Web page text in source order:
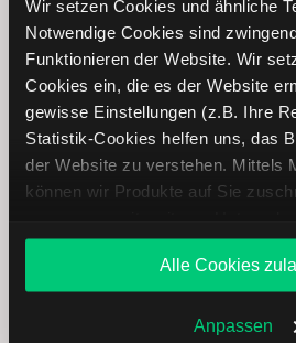
Wir setzen Cookies und ähnliche
Notwendige Cookies sind
Funktionieren der Website. Wir
Cookies ein, die es der Website
gewisse Einstellungen (z.B. Ihre
Statistik-Cookies helfen uns, das
der Website zu verstehen. Mittels
können wir Produkte auf Sie
Angebote unterbreiten. Sie
Sie zulassen oder ablehnen. Ihre
Sie jederzeit in denCookie-
Weitere Infos auch in unserer
Alle Cookies
Anpassen
Treten Sie mit uns
+49 30 303 28
service@lynxbroker.deoder
Abonnieren